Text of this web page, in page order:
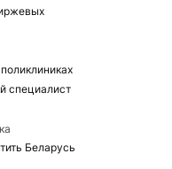
специалист
Беларусь